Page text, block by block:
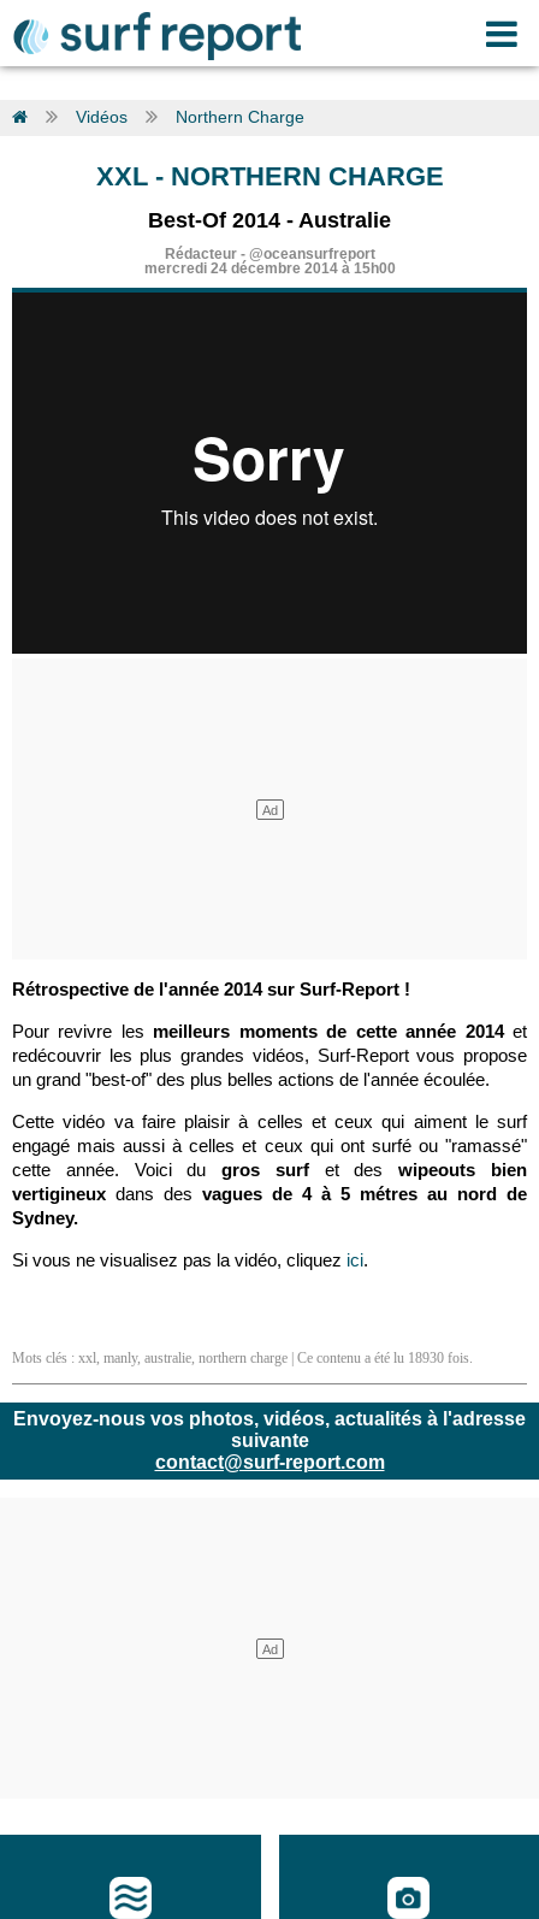
Vidéos Northern Charge
XXL- NORTHERN CHARGE
Best-Of 2014 - Australie
Rédacteur- @oceansurfreport
mercredi 24 décembre 2014 à 15h00
Rétrospective de l'année 2014 sur Surf-Report !
Pour revivre les meilleurs moments de cette année 2014et
redécouvrir les plus grandes vidéos, Surf-Report vous propose
un grand "best-of" des plus belles actions de l'année écoulée.
Cette vidéo va faire plaisir à celles et ceux qui aiment le surf
engagé mais aussi à celles et ceux qui ont surfé ou "ramassé"
cette année. Voici dugros surf et deswipeouts bien
vertigineux dans des vagues de 4 à 5 métres au nord de
Sydney.
Si vous ne visualisez pas la vidéo, cliquez ici.
Mots clés : xxl, manly, australie, northern charge | Ce contenu a été lu 18930 fois.
Envoyez-nous vos photos, vidéos, actualités à l'adresse
suivante
contact@surf-report.com